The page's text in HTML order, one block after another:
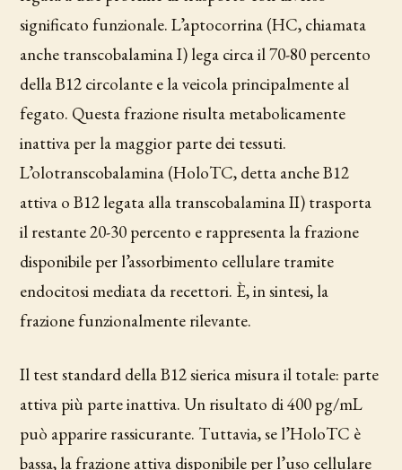
significato funzionale. L’aptocorrina (HC, chiamata
anche transcobalamina I) lega circa il 70-80 percento
della B12 circolante e la veicola principalmente al
fegato. Questa frazione risulta metabolicamente
inattiva per la maggior parte dei tessuti.
L’olotranscobalamina (HoloTC, detta anche B12
attiva o B12 legata alla transcobalamina II) trasporta
il restante 20-30 percento e rappresenta la frazione
disponibile per l’assorbimento cellulare tramite
endocitosi mediata da recettori. È, in sintesi, la
frazione funzionalmente rilevante.
Il test standard della B12 sierica misura il totale: parte
attiva più parte inattiva. Un risultato di 400 pg/mL
può apparire rassicurante. Tuttavia, se l’HoloTC è
bassa, la frazione attiva disponibile per l’uso cellulare